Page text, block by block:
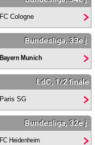
FC Cologne
Bundesliga, 33e j.
Bayern Munich
LdC, 1/2 finale
Paris SG
Bundesliga, 32e j.
FC Heidenheim